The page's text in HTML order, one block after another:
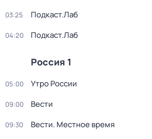
03:25 Подкаст.Лаб
04:20 Подкаст.Лаб
Россия 1
05:00 Утро России
09:00 Вести
09:30 Вести. Местное время